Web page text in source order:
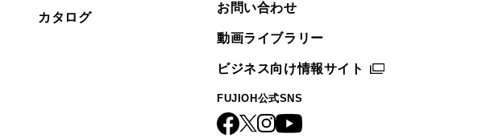
カタログ
お問い合わせ
動画ライブラリー
ビジネス向け情報サイト
FUJIOH公式SNS